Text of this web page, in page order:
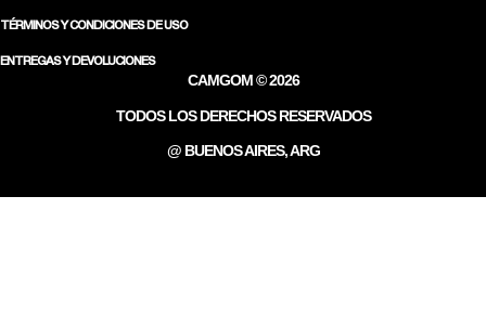
TÉRMINOS Y CONDICIONES DE USO
ENTREGAS Y DEVOLUCIONES
CAMGOM © 2026
TODOS LOS DERECHOS RESERVADOS
@ BUENOS AIRES, ARG